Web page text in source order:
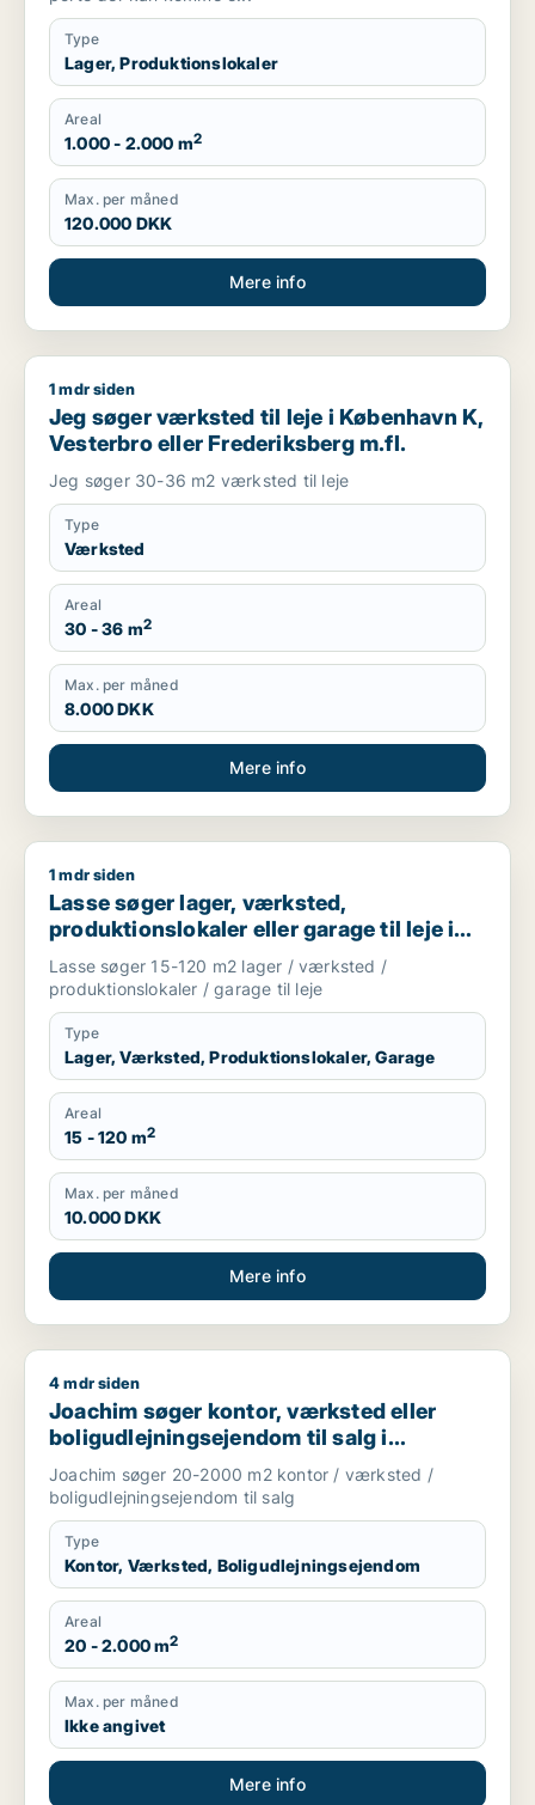
Type
Lager, Produktionslokaler
Areal
1.000 - 2.000 m2
Max. per måned
120.000 DKK
Mere info
Jeg søger værksted til leje i København K, Vesterbro eller
1 mdr siden
Jeg søger værksted til leje i København K,
Vesterbro eller Frederiksberg m.fl.
Jeg søger 30-36 m2 værksted til leje
Type
Værksted
Areal
30 - 36 m2
Max. per måned
8.000 DKK
Mere info
Lasse søger lager, værksted, produktionslokaler eller
1 mdr siden
Lasse søger lager, værksted,
produktionslokaler eller garage til leje i
Storkøbenhavn
Lasse søger 15-120 m2 lager / værksted /
produktionslokaler / garage til leje
Type
Lager, Værksted, Produktionslokaler, Garage
Areal
15 - 120 m2
Max. per måned
10.000 DKK
Mere info
Joachim søger kontor, værksted eller
4 mdr siden
Joachim søger kontor, værksted eller
boligudlejningsejendom til salg i
Storkøbenhavn
Joachim søger 20-2000 m2 kontor / værksted /
boligudlejningsejendom til salg
Type
Kontor, Værksted, Boligudlejningsejendom
Areal
20 - 2.000 m2
Max. per måned
Ikke angivet
Mere info